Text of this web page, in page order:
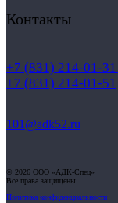
Контакты
+7 (831) 214-01-31
+7 (831) 214-01-51
101@adk52.ru
© 2026 ООО «АДК-Спец»
Все права защищены
Политика конфиденциальности